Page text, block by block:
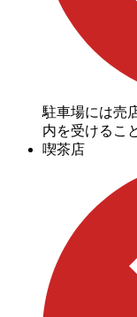
駐車場には売
内を受けるこ
喫茶店